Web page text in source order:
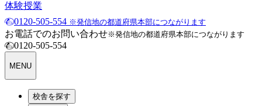
体験授業
0120-505-554 ※発信地の都道府県本部につながります
お電話でのお問い合わせ※発信地の都道府県本部につながります
0120-505-554
MENU
校舎を探す